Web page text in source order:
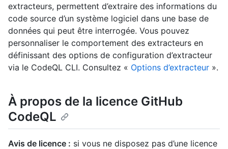
extracteurs, permettent d’extraire des informations du
code source d’un système logiciel dans une base de
données qui peut être interrogée. Vous pouvez
personnaliser le comportement des extracteurs en
définissant des options de configuration d’extracteur
via le CodeQL CLI. Consultez « Options d’extracteur ».
À propos de la licence GitHub
CodeQL
Avis de licence : si vous ne disposez pas d’une licence